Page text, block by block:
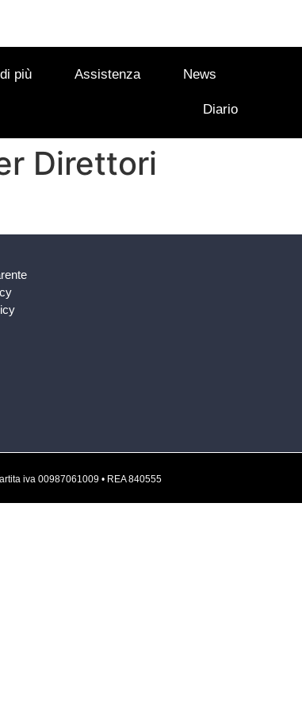
più Assistenza News
Diario
Direttori
iva 00987061009 • REA 840555